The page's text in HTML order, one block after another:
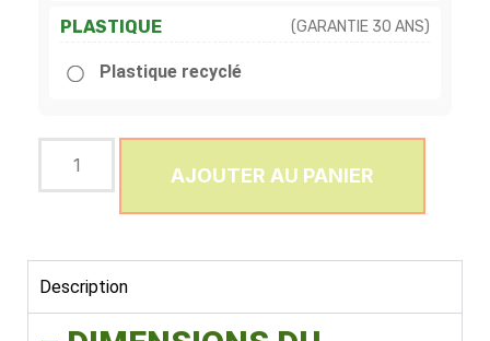
PLASTIQUE (GARANTIE 30 ANS)
Plastique recyclé
AJOUTER AU PANIER
Description